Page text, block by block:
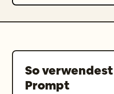
geschwungene blaue
Dreiecke, Kreise,
strahlenförmige
abgerundetes 9:16-
So
Prompt